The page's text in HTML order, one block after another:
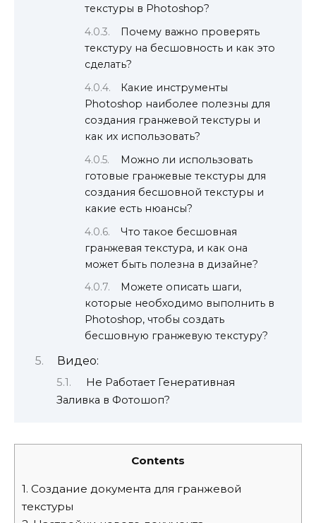
текстуры в Photoshop?
Почему важно проверять
текстуру на бесшовность и как это
сделать?
Какие инструменты
Photoshop наиболее полезны для
создания гранжевой текстуры и
как их использовать?
Можно ли использовать
готовые гранжевые текстуры для
создания бесшовной текстуры и
какие есть нюансы?
Что такое бесшовная
гранжевая текстура, и как она
может быть полезна в дизайне?
Можете описать шаги,
которые необходимо выполнить в
Photoshop, чтобы создать
бесшовную гранжевую текстуру?
Видео:
Не Работает Генеративная
Заливка в Фотошоп?
Contents
1. Создание документа для гранжевой
текстуры